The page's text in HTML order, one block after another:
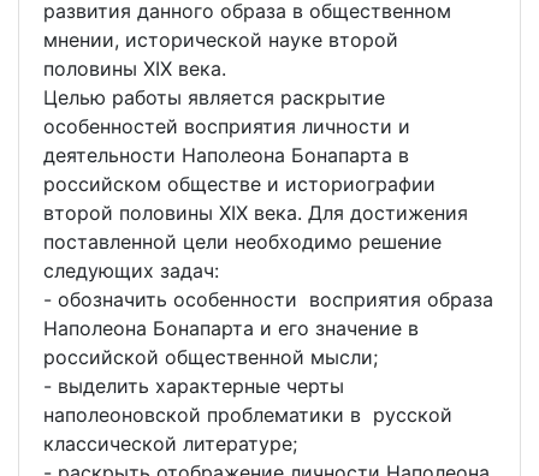
развития данного образа в общественном
мнении, исторической науке второй
половины XIX века.
Целью работы является раскрытие
особенностей восприятия личности и
деятельности Наполеона Бонапарта в
российском обществе и историографии
второй половины XIX века. Для достижения
поставленной цели необходимо решение
следующих задач:
- обозначить особенности восприятия образа
Наполеона Бонапарта и его значение в
российской общественной мысли;
- выделить характерные черты
наполеоновской проблематики в русской
классической литературе;